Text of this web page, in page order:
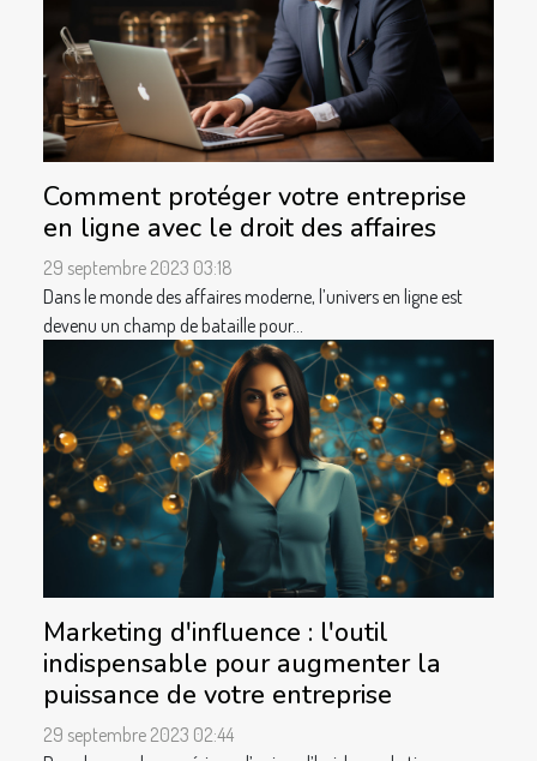
Comment protéger votre entreprise
en ligne avec le droit des affaires
29 septembre 2023 03:18
Dans le monde des affaires moderne, l’univers en ligne est
devenu un champ de bataille pour...
Marketing d'influence : l'outil
indispensable pour augmenter la
puissance de votre entreprise
29 septembre 2023 02:44